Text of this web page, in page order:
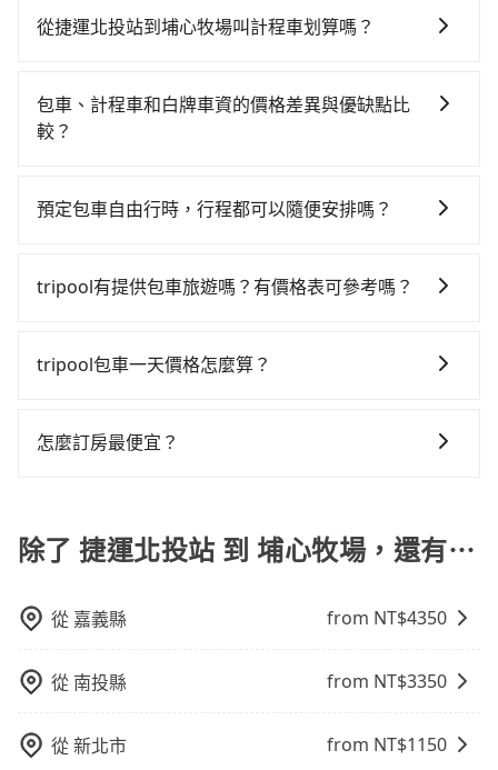
400元、車程約32分鐘。抵達高鐵站後，步行進站、現
票價160元，再用5分鐘出站、等待車站前排班的計程
車，搭上小黃後約花26分鐘、車費400元後，抵達埔心
560元。但如果全程使用tripool並到府專車接送，則每
額外浪費62分鐘在轉乘與等車上，現在還不馬上來預約
費可能不小。租車公司一般以天為單位計費，小轎車如
$4,500，油錢（每公里約3元）、eTag（每公里約1
元）、路邊停車（每小時約40元）、保險費、罰單另
然就是需要一次租用多天，如此預計小轎車的花費至少
從捷運北投站到埔心牧場叫計程車划算嗎？
灣大車隊、Uber、Line Taxi、Yoxi等，如果在路邊攔不
到車，也可考慮打電話至捷運北投站附近的計程車隊，
約tripool可省高達$600。綜合以上，無論在價格或服務
包車、計程車和白牌車資的價格差異與優缺點比
較？
包車：優點是搭乘舒適可以根據自己的需求安排時間和
車：優點是24小時隨叫隨到，價格按錶計費，但若遇交
性和服務質量無法保障，需要自行承擔風險，遇到狀況
預定包車自由行時，行程都可以隨便安排嗎？
沒有到達海拔1500公里以上的山區，行程都是可以依照
tripool有提供包車旅遊嗎？有價格表可參考嗎？
旅遊，從單純的單趟接送到算時間的計時包車都有，可
試算即真實價格，免去來回電話確認。一天包車的價格
10人以上巴士，請來信洽詢。
tripool包車一天價格怎麼算？
需行程的公里數及車型而有所不同，建議可以直接上旅
怎麼訂房最便宜？
地區、價位、人數、特殊需求來搜尋適合的旅店與房
型，更重要的是通常價格是官網的6~8折，如果又有加入
饋或未來換取免費的住房。台灣人常用的線上訂房平台
Expedia.com、Trip.com等。正常來說，線上刷卡付款
完後預定就完成，事先不用電話確認空房，事後也不用
告知付款完畢，一切都能在網路上操作。但有些較冷門
或規模較小的飯店，有可能再多平台同時上架而發生超
除了 捷運北投站 到 埔心牧場，還有⋯
從 嘉義縣 from NT$4350
從 南投縣 from NT$3350
從新北市 from NT$1150